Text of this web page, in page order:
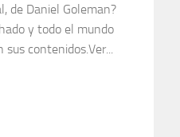
de Daniel Goleman?
y todo el mundo
sus contenidos.Ver...